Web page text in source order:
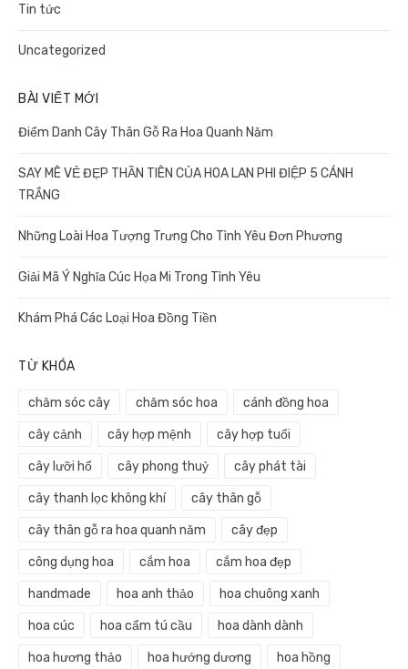
Tin tức
Uncategorized
BÀI VIẾT MỚI
Điểm Danh Cây Thân Gỗ Ra Hoa Quanh Năm
SAY MÊ VẺ ĐẸP THẦN TIÊN CỦA HOA LAN PHI ĐIỆP 5 CÁNH
TRẮNG
Những Loài Hoa Tượng Trưng Cho Tình Yêu Đơn Phương
Giải Mã Ý Nghĩa Cúc Họa Mi Trong Tình Yêu
Khám Phá Các Loại Hoa Đồng Tiền
TỪ KHÓA
chăm sóc cây chăm sóc hoa cánh đồng hoa
cây cảnh cây hợp mệnh cây hợp tuổi
cây lưỡi hổ cây phong thuỷ cây phát tài
cây thanh lọc không khí cây thân gỗ
cây thân gỗ ra hoa quanh năm cây đẹp
công dụng hoa cắm hoa cắm hoa đẹp
handmade hoa anh thảo hoa chuông xanh
hoa cúc hoa cẩm tú cầu hoa dành dành
hoa hương thảo hoa hướng dương hoa hồng